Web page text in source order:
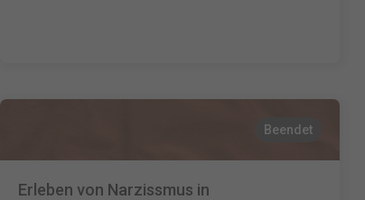
Beendet
Erleben von Narzissmus in